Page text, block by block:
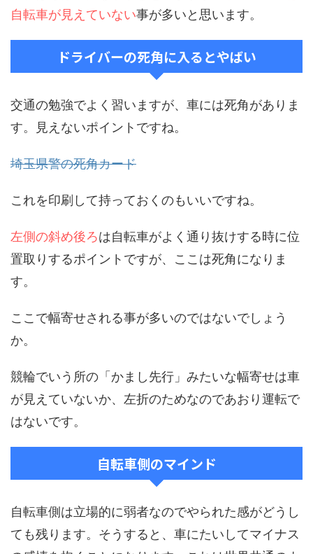
自転車が見えていない事が多いと思います。
ドライバーの死角に入るとやばい
交通の勉強でよく習いますが、車には死角がありま
す。見えないポイントですね。
埼玉県警の死角カード
これを印刷して持っておくのもいいですね。
左側の斜め後ろは自転車がよく通り抜けする時に位
置取りするポイントですが、ここは死角になりま
す。
ここで幅寄せされる事が多いのではないでしょう
か。
競輪でいう所の「かまし先行」みたいな幅寄せは車
が見えていないか、左折のためなのであおり運転で
はないです。
自転車側のマインド
自転車側は立場的に弱者なのでやられた感がどうし
ても残ります。そうすると、車にたいしてマイナス